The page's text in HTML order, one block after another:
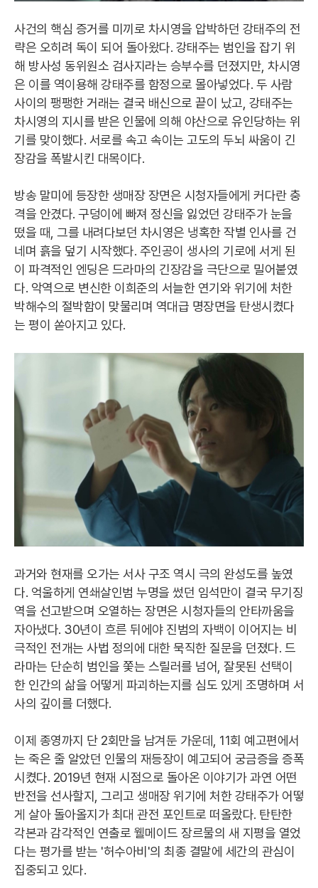
사건의 핵심 증거를 미끼로 차시영을 압박하던 강태주의 전
략은 오히려 독이 되어 돌아왔다. 강태주는 범인을 잡기 위
해 방사성 동위원소 검사지라는 승부수를 던졌지만, 차시영
은 이를 역이용해 강태주를 함정으로 몰아넣었다. 두 사람
사이의 팽팽한 거래는 결국 배신으로 끝이 났고, 강태주는
차시영의 지시를 받은 인물에 의해 야산으로 유인당하는 위
기를 맞이했다. 서로를 속고 속이는 고도의 두뇌 싸움이 긴
장감을 폭발시킨 대목이다.
방송 말미에 등장한 생매장 장면은 시청자들에게 커다란 충
격을 안겼다. 구덩이에 빠져 정신을 잃었던 강태주가 눈을
떴을 때, 그를 내려다보던 차시영은 냉혹한 작별 인사를 건
네며 흙을 덮기 시작했다. 주인공이 생사의 기로에 서게 된
이 파격적인 엔딩은 드라마의 긴장감을 극단으로 밀어붙였
다. 악역으로 변신한 이희준의 서늘한 연기와 위기에 처한
박해수의 절박함이 맞물리며 역대급 명장면을 탄생시켰다
는 평이 쏟아지고 있다.
과거와 현재를 오가는 서사 구조 역시 극의 완성도를 높였
다. 억울하게 연쇄살인범 누명을 썼던 임석만이 결국 무기징
역을 선고받으며 오열하는 장면은 시청자들의 안타까움을
자아냈다. 30년이 흐른 뒤에야 진범의 자백이 이어지는 비
극적인 전개는 사법 정의에 대한 묵직한 질문을 던졌다. 드
라마는 단순히 범인을 쫓는 스릴러를 넘어, 잘못된 선택이
한 인간의 삶을 어떻게 파괴하는지를 심도 있게 조명하며 서
사의 깊이를 더했다.
이제 종영까지 단 2회만을 남겨둔 가운데, 11회 예고편에서
는 죽은 줄 알았던 인물의 재등장이 예고되어 궁금증을 증폭
시켰다. 2019년 현재 시점으로 돌아온 이야기가 과연 어떤
반전을 선사할지, 그리고 생매장 위기에 처한 강태주가 어떻
게 살아 돌아올지가 최대 관전 포인트로 떠올랐다. 탄탄한
각본과 감각적인 연출로 웰메이드 장르물의 새 지평을 열었
다는 평가를 받는 '허수아비'의 최종 결말에 세간의 관심이
집중되고 있다.